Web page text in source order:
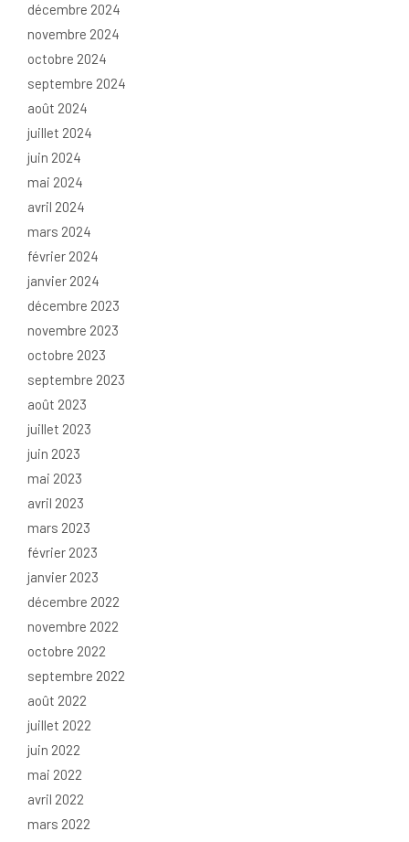
décembre 2024
novembre 2024
octobre 2024
septembre 2024
août 2024
juillet 2024
juin 2024
mai 2024
avril 2024
mars 2024
février 2024
janvier 2024
décembre 2023
novembre 2023
octobre 2023
septembre 2023
août 2023
juillet 2023
juin 2023
mai 2023
avril 2023
mars 2023
février 2023
janvier 2023
décembre 2022
novembre 2022
octobre 2022
septembre 2022
août 2022
juillet 2022
juin 2022
mai 2022
avril 2022
mars 2022